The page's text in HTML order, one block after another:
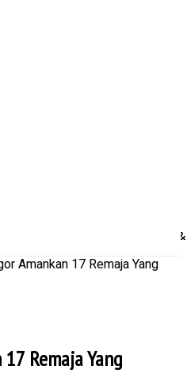
Politik
Amankan 17 Remaja Yang
Remaja Yang